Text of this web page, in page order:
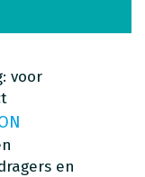
voor
en